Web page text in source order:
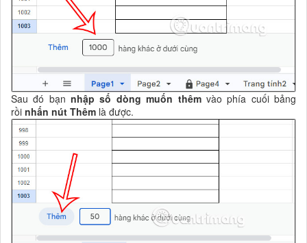
Sau đó bạn nhập số dòng muốn thêm vào phía cuối bảng
rồi nhấn nút Thêm là được.